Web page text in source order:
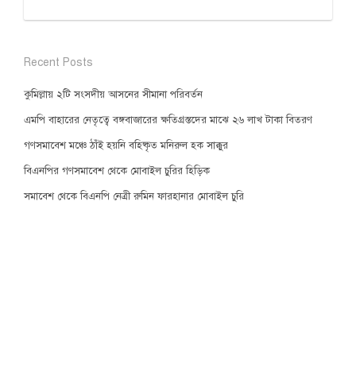
Recent Posts
কুমিল্লায় ২টি সংসদীয় আসনের সীমানা পরিবর্তন
এমপি বাহারের নেতৃত্বে বঙ্গবাজারের ক্ষতিগ্রস্তদের মাঝে ২৬ লাখ টাকা বিতরণ
গণসমাবেশ মঞ্চে ঠাঁই হয়নি বহিষ্কৃত মনিরুল হক সাক্কুর
বিএনপির গণসমাবেশ থেকে মোবাইল চুরির হিড়িক
সমাবেশ থেকে বিএনপি নেত্রী রুমিন ফারহানার মোবাইল চুরি